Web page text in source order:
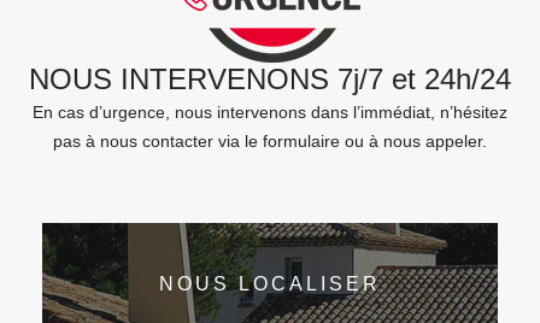
NOUS INTERVENONS 7j/7 et 24h/24
En cas d’urgence, nous intervenons dans l’immédiat, n’hésitez
pas à nous contacter via le formulaire ou à nous appeler.
NOUS LOCALISER